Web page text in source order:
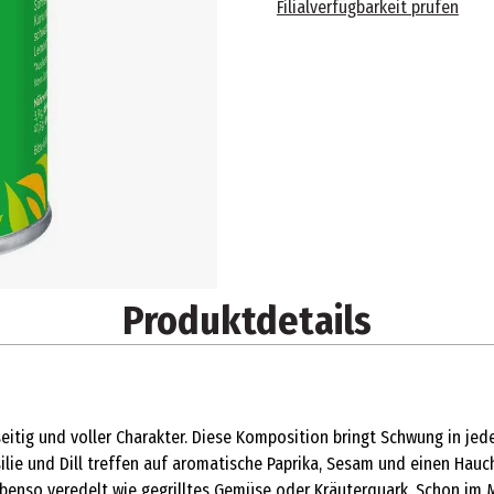
Filialverfügbarkeit prüfen
Produktdetails
und voller Charakter. Diese Komposition bringt Schwung in
und Dill treffen auf aromatische Paprika, Sesam und einen